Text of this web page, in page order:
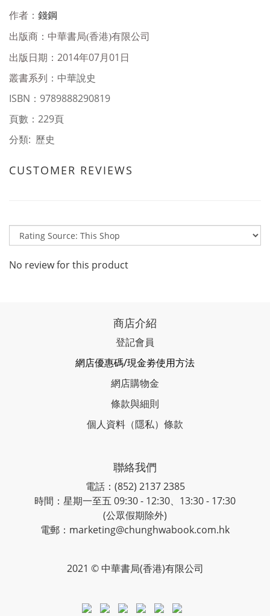
作者： 錢鋼
出版商： 中華書局(香港)有限公司
出版日期：2014年07月01日
叢書系列 ：中華說史
ISBN ： 9789888290819
頁數：229頁
分類: 歷史
CUSTOMER REVIEWS
No review for this product
商店介紹
登記會員
網店優惠碼/現金劵使用方法
網店購物金
條款與細則
個人資料（隱私）條款
聯絡我們
電話：(852) 2137 2385
時間：星期一至五 09:30 - 12:30、13:30 - 17:30
(公眾假期除外)
電郵：marketing@chunghwabook.com.hk
2021 © 中華書局(香港)有限公司